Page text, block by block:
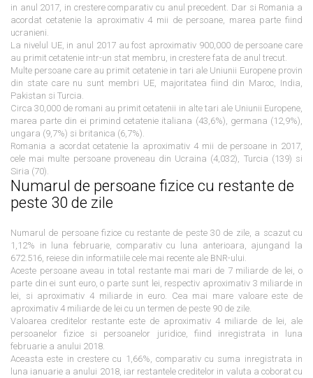
in anul 2017, in crestere comparativ cu anul precedent. Dar si Romania a
acordat cetatenie la aproximativ 4 mii de persoane, marea parte fiind
ucranieni.
La nivelul UE, in anul 2017 au fost aproximativ 900,000 de persoane care
au primit cetatenie intr-un stat membru, in crestere fata de anul trecut.
Multe persoane care au primit cetatenie in tari ale Uniunii Europene provin
din state care nu sunt membri UE, majoritatea fiind din Maroc, India,
Pakistan si Turcia.
Circa 30,000 de romani au primit cetatenii in alte tari ale Uniunii Europene,
marea parte din ei primind cetatenie italiana (43,6%), germana (12,9%),
ungara (9,7%) si britanica (6,7%).
Romania a acordat cetatenie la aproximativ 4 mii de persoane in 2017,
cele mai multe persoane proveneau din Ucraina (4,032), Turcia (139) si
Siria (70).
Numarul de persoane fizice cu restante de
peste 30 de zile
Numarul de persoane fizice cu restante de peste 30 de zile, a scazut cu
1,12% in luna februarie, comparativ cu luna anterioara, ajungand la
672.516, reiese din informatiile cele mai recente ale BNR-ului.
Aceste persoane aveau in total restante mai mari de 7 miliarde de lei, o
parte din ei sunt euro, o parte sunt lei, respectiv aproximativ 3 miliarde in
lei, si aproximativ 4 miliarde in euro. Cea mai mare valoare este de
aproximativ 4 miliarde de lei cu un termen de peste 90 de zile.
Valoarea creditelor restante este de aproximativ 4 miliarde de lei, ale
persoanelor fizice si persoanelor juridice, fiind inregistrata in luna
februarie a anului 2018.
Aceasta este in crestere cu 1,66%, comparativ cu suma inregistrata in
luna ianuarie a anului 2018, iar restantele creditelor in valuta a coborat cu